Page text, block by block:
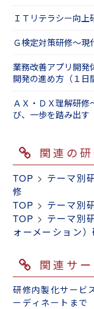
ＩＴリテラシー向上
Ｇ検定対策研修～現
業務改善アプリ開発
開発の進め方（１日
ＡＸ・ＤＸ理解研
び、一歩を踏み出す
関連の
TOP > テーマ別
修
TOP > テーマ別
TOP > テーマ別
ォーメーション
関連サ
研修内製化サービ
ーディネートまで